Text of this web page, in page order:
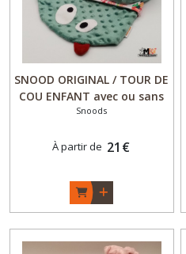
SNOOD ORIGINAL / TOUR DE
COU ENFANT avec ou sans
BONNET polaire minky
"Fraise"- Fait Main - Made
Snoods
À partir de 21 €